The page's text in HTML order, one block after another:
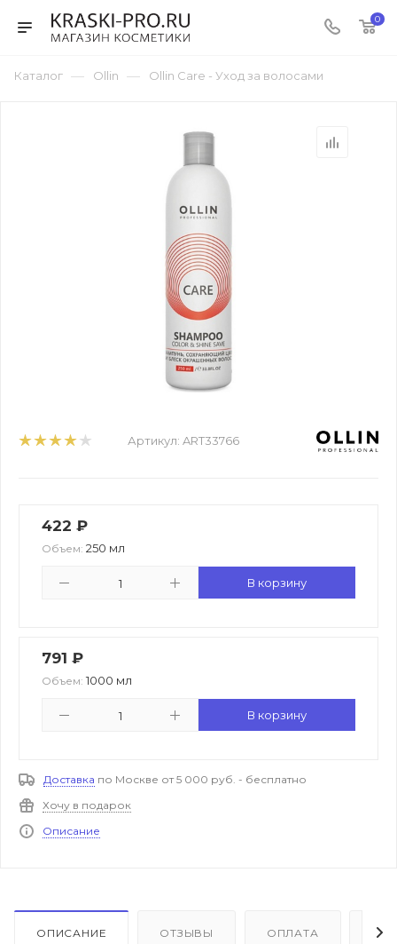
0
Каталог — Ollin — Ollin Care - Уход за волосами
Артикул: ART33766
422 ₽
Объем: 250 мл
В корзину
791 ₽
Объем: 1000 мл
В корзину
Доставка по Москве от 5 000 руб. - бесплатно
Хочу в подарок
Описание
ОПИСАНИЕ ОТЗЫВЫ ОПЛАТА